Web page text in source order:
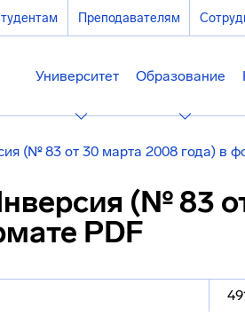
Преподавателям
Университет Образование
(№ 83 от 30 марта 2008 года) в
(№ 83
PDF